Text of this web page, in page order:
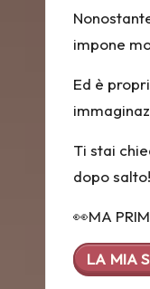
impone
Ed è
Ti stai
dopo salto!
👀MA
LA MIA